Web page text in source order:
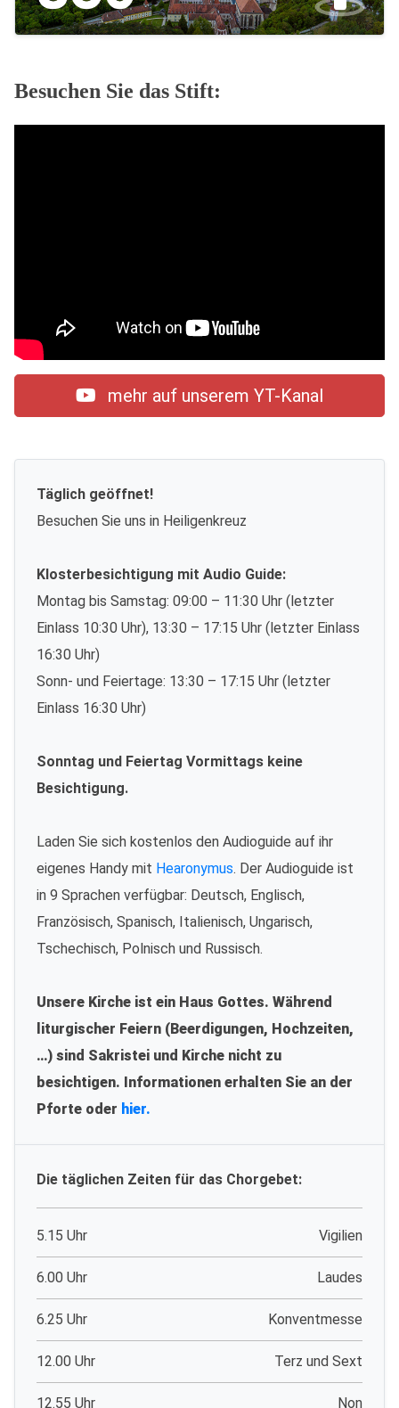
Besuchen Sie das Stift:
mehr auf unserem YT-Kanal
Täglich geöffnet!
Besuchen Sie uns in Heiligenkreuz
Klosterbesichtigung mit Audio Guide:
Montag bis Samstag: 09:00 – 11:30 Uhr (letzter
Einlass 10:30 Uhr), 13:30 – 17:15 Uhr (letzter Einlass
16:30 Uhr)
Sonn- und Feiertage: 13:30 – 17:15 Uhr (letzter
Einlass 16:30 Uhr)
Sonntag und Feiertag Vormittags keine
Besichtigung.
Laden Sie sich kostenlos den Audioguide auf ihr
eigenes Handy mit Hearonymus. Der Audioguide ist
in 9 Sprachen verfügbar: Deutsch, Englisch,
Französisch, Spanisch, Italienisch, Ungarisch,
Tschechisch, Polnisch und Russisch.
Unsere Kirche ist ein Haus Gottes. Während
liturgischer Feiern (Beerdigungen, Hochzeiten,
…) sind Sakristei und Kirche nicht zu
besichtigen. Informationen erhalten Sie an der
Pforte oder hier.
Die täglichen Zeiten für das Chorgebet:
5.15 Uhr Vigilien
6.00 Uhr Laudes
6.25 Uhr Konventmesse
12.00 Uhr Terz und Sext
12.55 Uhr Non